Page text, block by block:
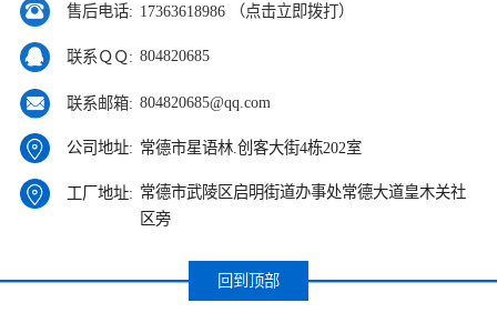
售后电话: 17363618986 （点击立即拨打）
联系ＱＱ: 804820685
联系邮箱: 804820685@qq.com
公司地址: 常德市星语林.创客大街4栋202室
工厂地址: 常德市武陵区启明街道办事处常德大道皇木关社
区旁
回到顶部